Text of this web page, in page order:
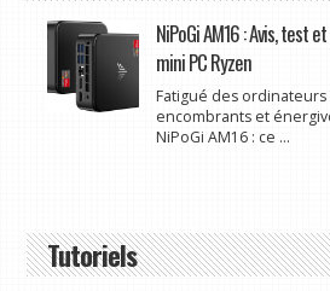
NiPoGi AM16 : Avis, test
mini PC Ryzen
Fatigué des
encombrants et
NiPoGi AM16 : ce ...
Tutoriels